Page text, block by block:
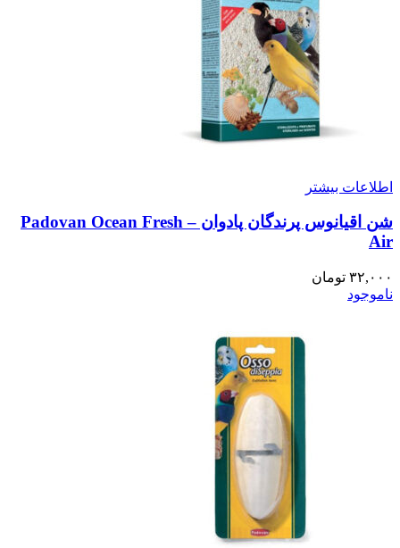
اطلاعات بیشتر
شن اقیانوس پرندگان پادوان – Padovan Ocean Fresh
Air
۳۲,۰۰۰ تومان
ناموجود